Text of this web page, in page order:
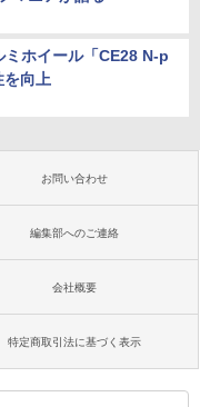
ミホイール「CE28 N-p
向上
お問い合わせ
編集部へのご連絡
会社概要
特定商取引法に基づく表示